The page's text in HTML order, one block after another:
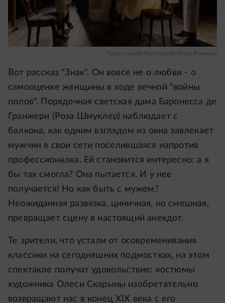
Пресс-служба Мастерской Петра Фоменко
Вот рассказ "Знак". Он вовсе не о любви - о
самооценке женщины в ходе вечной "войны
полов". Порядочная светская дама Баронесса де
Гранжери (Роза Шмуклер) наблюдает с
балкона, как одним взглядом из окна завлекает
мужчин в свои сети поселившаяся напротив
профессионалка. Ей становится интересно: а я
бы так смогла? Она пытается. И у нее
получается! Но как быть с мужем?
Неожиданная развязка, циничная, но смешная,
превращает сцену в настоящий анекдот.
Те зрители, что устали от осовременивания
классики на сегодняшних подмостках, на этом
спектакле получат удовольствие: костюмы
художника Олеси Скарыны изобретательно
возвращают нас в конец XIX века с его